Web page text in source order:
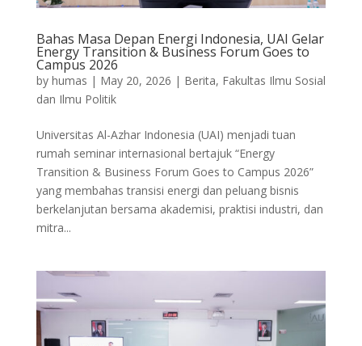
Bahas Masa Depan Energi Indonesia, UAI Gelar
Energy Transition & Business Forum Goes to
Campus 2026
by humas | May 20, 2026 | Berita, Fakultas Ilmu Sosial
dan Ilmu Politik
Universitas Al-Azhar Indonesia (UAI) menjadi tuan
rumah seminar internasional bertajuk “Energy
Transition & Business Forum Goes to Campus 2026”
yang membahas transisi energi dan peluang bisnis
berkelanjutan bersama akademisi, praktisi industri, dan
mitra...